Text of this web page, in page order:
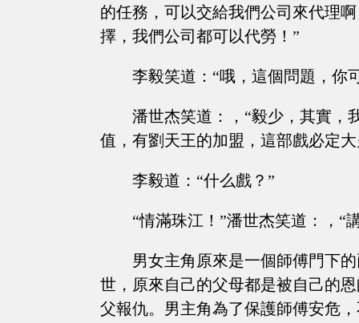
的任務，可以交給我們公司來代理
擇，我們公司都可以代勞！”
李毅笑道：“哦，這個問題，你
潘世杰笑道：，“毅少，其實，
值，有劉天王的加盟，這部戲必定
李毅道：“什么戲？”
“情滿珠江！”潘世杰笑道：，“
男女主角原來是一個師傅門下
世，原來自己的父母都是被自己的
父報仇。男主角為了保護師傅安危